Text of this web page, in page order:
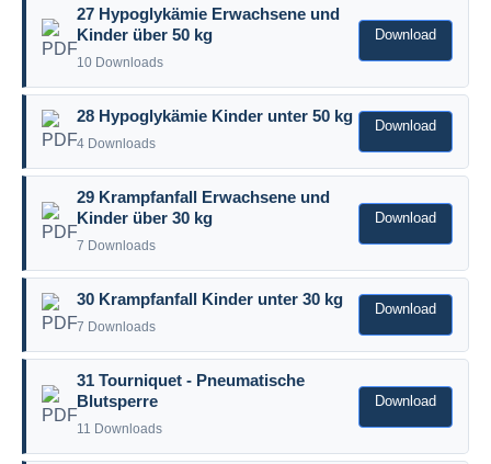
27 Hypoglykämie Erwachsene und
Kinder über 50 kg
10 Downloads
Download
28 Hypoglykämie Kinder unter 50 kg
4 Downloads
Download
29 Krampfanfall Erwachsene und
Kinder über 30 kg
7 Downloads
Download
30 Krampfanfall Kinder unter 30 kg
7 Downloads
Download
31 Tourniquet - Pneumatische
Blutsperre
11 Downloads
Download